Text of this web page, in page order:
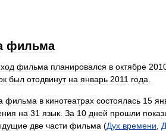
фильма
фильма планировался в октябре
был отодвинут на январь 2011 года
фильма в кинотеатрах состоялась 15
на 31 язык За 10 дней прошли
две части фильма (Дух времени